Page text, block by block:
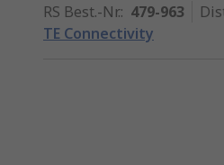
RS Best.-Nr.: 479-963
TE Connectivity